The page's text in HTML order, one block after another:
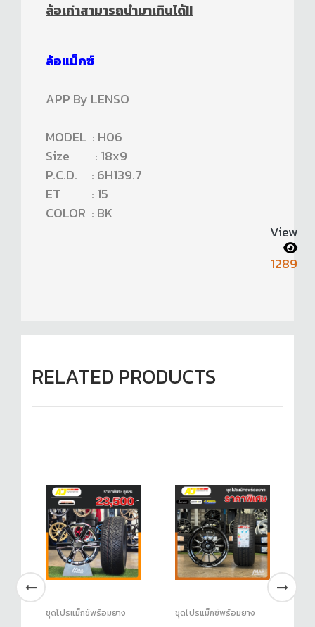
ล้อเก่าสามารถนำมาเทินได้!!
ล้อแม็กซ์
APP By LENSO
MODEL : H06
Size : 18x9
P.C.D. : 6H139.7
ET : 15
COLOR : BK
View
1289
RELATED PRODUCTS
ชุดโปรแม็กซ์พร้อมยาง ชุดโปรแม็กซ์พร้อมยาง